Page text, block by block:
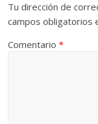
Tu dirección de
campos obligatorios
Comentario*